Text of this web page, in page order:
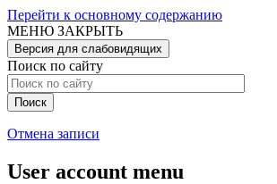
Перейти к основному содержанию
МЕНЮ ЗАКРЫТЬ
Версия для слабовидящих
Поиск по сайту
Отмена записи
User account menu